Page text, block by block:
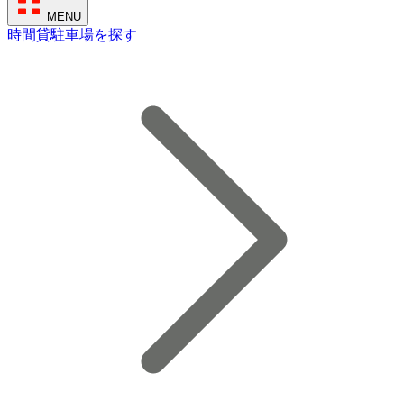
MENU
時間貸駐車場を探す